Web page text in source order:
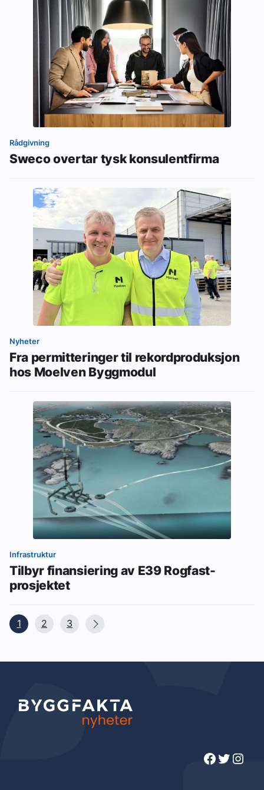
Rådgivning
Sweco overtar tysk konsulentfirma
Nyheter
Fra permitteringer til rekordproduksjon
hos Moelven Byggmodul
Infrastruktur
Tilbyr finansiering av E39 Rogfast-
prosjektet
1 2 3
Facebook Twitter Instagram